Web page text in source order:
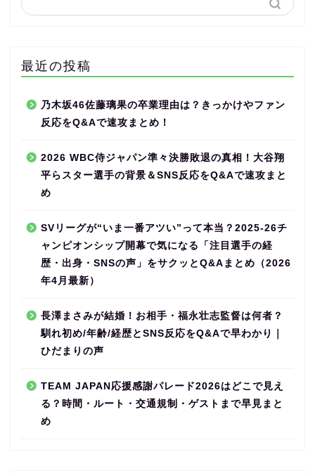
最近の投稿
乃木坂46佐藤璃果の卒業理由は？きっかけやファン
反応をQ&Aで速攻まとめ！
2026 WBC侍ジャパン準々決勝敗退の真相！大谷翔
平らスター選手の背景＆SNS反応をQ&Aで速攻まと
め
SVリーグが“いま一番アツい”って本当？2025-26チ
ャンピオンシップ開幕で気になる「注目選手の経
歴・出身・SNSの声」をサクッとQ&Aまとめ（2026
年4月最新）
長澤まさみが結婚！お相手・福永壮志監督は何者？
馴れ初め/年齢/経歴とSNS反応をQ&Aで早わかり｜
ひだまりの声
TEAM JAPAN応援感謝パレード2026はどこで見え
る？時間・ルート・交通規制・ゲストまで早見まと
め